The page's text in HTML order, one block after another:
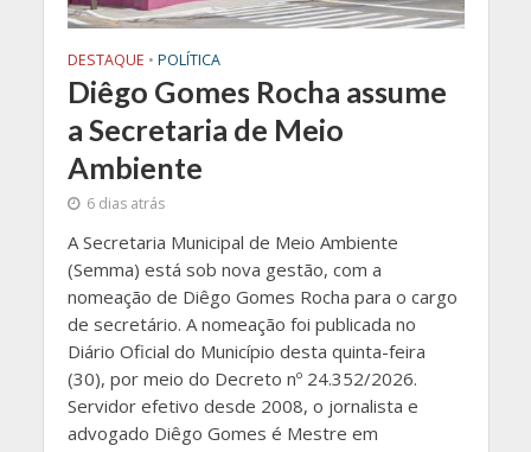
DESTAQUE • POLÍTICA
Diêgo Gomes Rocha assume
a Secretaria de Meio
Ambiente
6 dias atrás
A Secretaria Municipal de Meio Ambiente
(Semma) está sob nova gestão, com a
nomeação de Diêgo Gomes Rocha para o cargo
de secretário. A nomeação foi publicada no
Diário Oficial do Município desta quinta-feira
(30), por meio do Decreto nº 24.352/2026.
Servidor efetivo desde 2008, o jornalista e
advogado Diêgo Gomes é Mestre em